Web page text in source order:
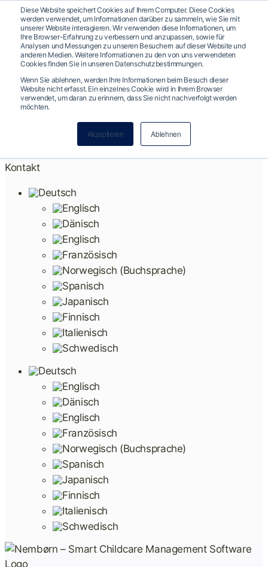
Diese Website speichert Cookies auf Ihrem Computer. Diese Cookies
werden verwendet, um Informationen darüber zu sammeln, wie Sie mit
unserer Website interagieren. Wir verwenden diese Informationen, um
Ihre Browser-Erfahrung zu verbessern und anzupassen, sowie für
Analysen und Messungen zu unseren Besuchern auf dieser Website und
anderen Medien. Weitere Informationen zu den von uns verwendeten
Cookies finden Sie in unseren Datenschutzbestimmungen.
Wenn Sie ablehnen, werden Ihre Informationen beim Besuch dieser
Website nicht erfasst. Ein einzelnes Cookie wird in Ihrem Browser
verwendet, um daran zu erinnern, dass Sie nicht nachverfolgt werden
möchten.
Akzeptieren Ablehnen
Zum Inhalt springen
Funktionen
AI-Funktionen
Kontakt